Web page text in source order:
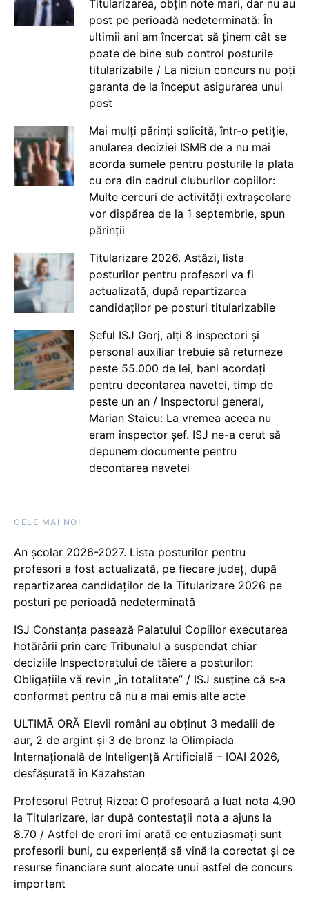
Titularizarea, obțin note mari, dar nu au
post pe perioadă nedeterminată: În
ultimii ani am încercat să ținem cât se
poate de bine sub control posturile
titularizabile / La niciun concurs nu poți
garanta de la început asigurarea unui
post
Mai mulți părinți solicită, într-o petiție,
anularea deciziei ISMB de a nu mai
acorda sumele pentru posturile la plata
cu ora din cadrul cluburilor copiilor:
Multe cercuri de activități extrașcolare
vor dispărea de la 1 septembrie, spun
părinții
Titularizare 2026. Astăzi, lista
posturilor pentru profesori va fi
actualizată, după repartizarea
candidaților pe posturi titularizabile
Șeful ISJ Gorj, alți 8 inspectori și
personal auxiliar trebuie să returneze
peste 55.000 de lei, bani acordați
pentru decontarea navetei, timp de
peste un an / Inspectorul general,
Marian Staicu: La vremea aceea nu
eram inspector șef. ISJ ne-a cerut să
depunem documente pentru
decontarea navetei
CELE MAI NOI
An școlar 2026-2027. Lista posturilor pentru
profesori a fost actualizată, pe fiecare județ, după
repartizarea candidaților de la Titularizare 2026 pe
posturi pe perioadă nedeterminată
ISJ Constanța pasează Palatului Copiilor executarea
hotărârii prin care Tribunalul a suspendat chiar
deciziile Inspectoratului de tăiere a posturilor:
Obligațiile vă revin „în totalitate” / ISJ susține că s-a
conformat pentru că nu a mai emis alte acte
ULTIMĂ ORĂ Elevii români au obținut 3 medalii de
aur, 2 de argint și 3 de bronz la Olimpiada
Internațională de Inteligență Artificială – IOAI 2026,
desfășurată în Kazahstan
Profesorul Petruț Rizea: O profesoară a luat nota 4.90
la Titularizare, iar după contestații nota a ajuns la
8.70 / Astfel de erori îmi arată ce entuziasmați sunt
profesorii buni, cu experiență să vină la corectat și ce
resurse financiare sunt alocate unui astfel de concurs
important